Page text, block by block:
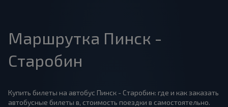
Маршрутка Пинск -
Старобин
Купить билеты на автобус Пинск - Старобин: где и как заказать
автобусные билеты в, стоимость поездки в самостоятельно.